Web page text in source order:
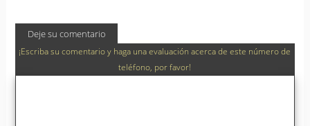
Deje su comentario
¡Escriba su comentario y haga una evaluación acerca de este número de
teléfono, por favor!